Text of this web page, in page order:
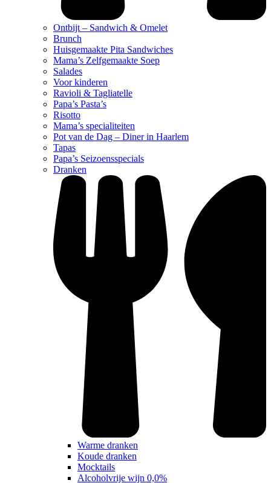
Ontbijt – Sandwich & Omelet
Brunch
Huisgemaakte Pita Sandwiches
Mama’s Zelfgemaakte Soep
Salades
Voor kinderen
Ravioli & Tagliatelle
Papa’s Pasta’s
Risotto
Mama’s specialiteiten
Pot van de Dag – Diner in Haarlem
Tapas
Papa’s Seizoensspecials
Dranken
Warme dranken
Koude dranken
Mocktails
Alcoholvrije wijn 0,0%